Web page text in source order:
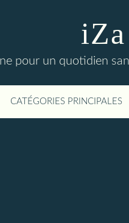
pour un quotidien
CATÉGORIES PRINCIPALES